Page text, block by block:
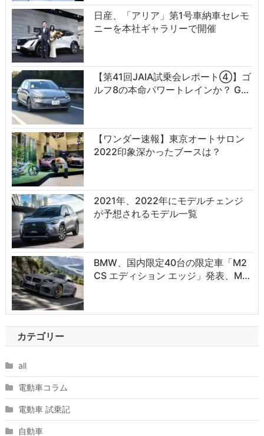
日産、「アリア」第1号車納車セレモ
ニーを本社ギャラリーで開催
【第41回JAIA試乗会レポート④】ゴ
ルフ8の本命パワートレインか？ G…
【ワンダー速報】東京オートサロン
2022印象深かったブースは？
2021年、2022年にモデルチェンジ
が予想されるモデル一覧
BMW、国内限定40台の限定車「M2
CS エディション エッジ」発表、M…
カテゴリー
all
電動車コラム
電動車 試乗記
自動車